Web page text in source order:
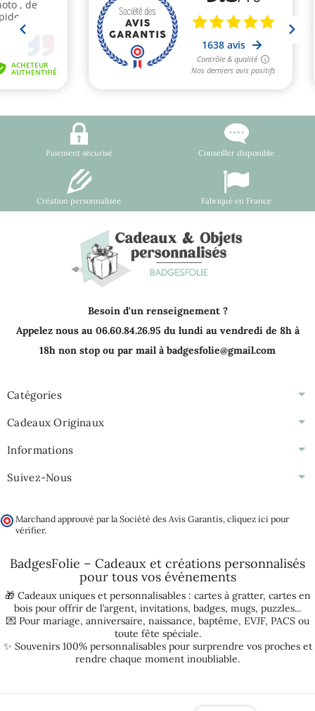
Paiement sécurisé Conseiller disponible
Création personnalisée Fabriqué en France
Besoin d'un renseignement ?
Appelez nous au 06.60.84.26.95 du lundi au vendredi de 8h à
18h non stop ou par mail à badgesfolie@gmail.com
Catégories
Cadeaux Originaux
Informations
Suivez-Nous
Marchand approuvé par la Société des Avis Garantis, cliquez ici pour
vérifier.
BadgesFolie – Cadeaux et créations personnalisés
pour tous vos événements
🎁 Cadeaux uniques et personnalisables : cartes à gratter, cartes en
bois pour offrir de l’argent, invitations, badges, mugs, puzzles...
💌 Pour mariage, anniversaire, naissance, baptême, EVJF, PACSou
toute fête spéciale.
✨ Souvenirs 100% personnalisables pour surprendre vos proches et
rendre chaque moment inoubliable.